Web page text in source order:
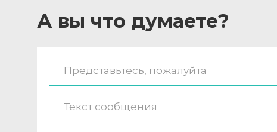
А вы что думаете?